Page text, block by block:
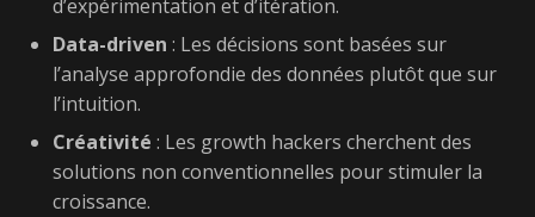
d’expérimentation et d’itération.
Data-driven : Les décisions sont basées sur
l’analyse approfondie des données plutôt que sur
l’intuition.
Créativité : Les growth hackers cherchent des
solutions non conventionnelles pour stimuler la
croissance.